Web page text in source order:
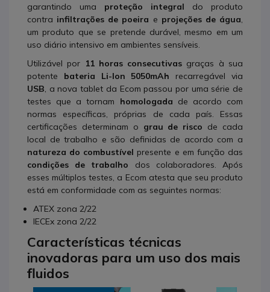
garantindo uma proteção integral do produto
contra infiltrações de poeira e projeções de água,
um produto que se pretende durável, mesmo em um
uso diário intensivo em ambientes sensíveis.
Utilizável por 11 horas consecutivas graças à sua
potente bateria Li-Ion 5050mAh recarregável via
USB, a nova tablet da Ecom passou por uma série de
testes que a tornam homologada de acordo com
normas específicas, próprias de cada país. Essas
certificações determinam o grau de risco de cada
local de trabalho e são definidas de acordo com a
natureza do combustível presente e em função das
condições de trabalho dos colaboradores. Após
esses múltiplos testes, a Ecom atesta que seu produto
está em conformidade com as seguintes normas:
ATEX zona 2/22
IECEx zona 2/22
Características técnicas
inovadoras para um uso dos mais
fluidos